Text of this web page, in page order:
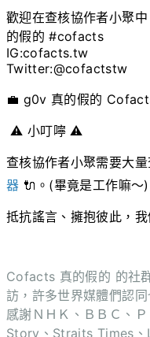
歡迎在查核協作者小聚
的假的 #cofacts
IG:cofacts.tw
Twitter:@cofactstw
💼 g0v 真的假的
⚠️ 小叮嚀 ⚠️
查核協作者小聚需要大量
器 🔌。(畢竟是工作嘛～)
抵抗謠言、擁抱彼此，
Cofacts 真的假的 的社
訪，許多世界媒體們認
感謝ＮＨＫ、ＢＢＣ、
Story、Straits Times、